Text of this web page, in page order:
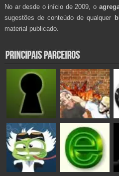
No ar desde o início de 2009, o
sugestões de conteúdo de qualquer
material publicado.